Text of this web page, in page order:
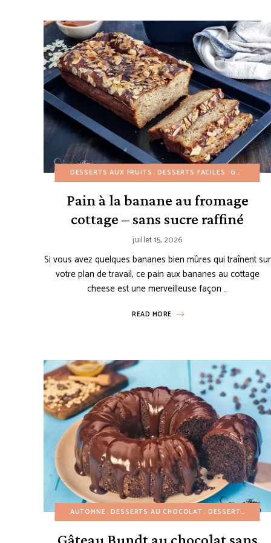
DESSERTS AUX FRUITS DESSERTS FACILES GÂTEAUX ET BUNDT CAKES
Pain à la banane au fromage
cottage – sans sucre raffiné
juillet 15, 2026
Si vous avez quelques bananes bien mûres qui traînent sur
votre plan de travail, ce pain aux bananes au cottage
cheese est une merveilleuse façon …
READ MORE
AUTOMNE DESSERTS AU CHOCOLAT DESSERTS FACILES